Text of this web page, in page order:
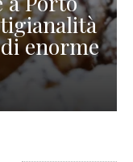
enorme